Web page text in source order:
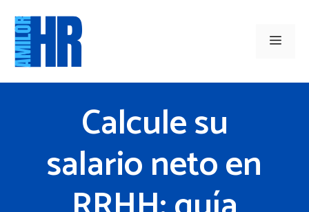
contenido
Menú
Calcule su
salario neto en